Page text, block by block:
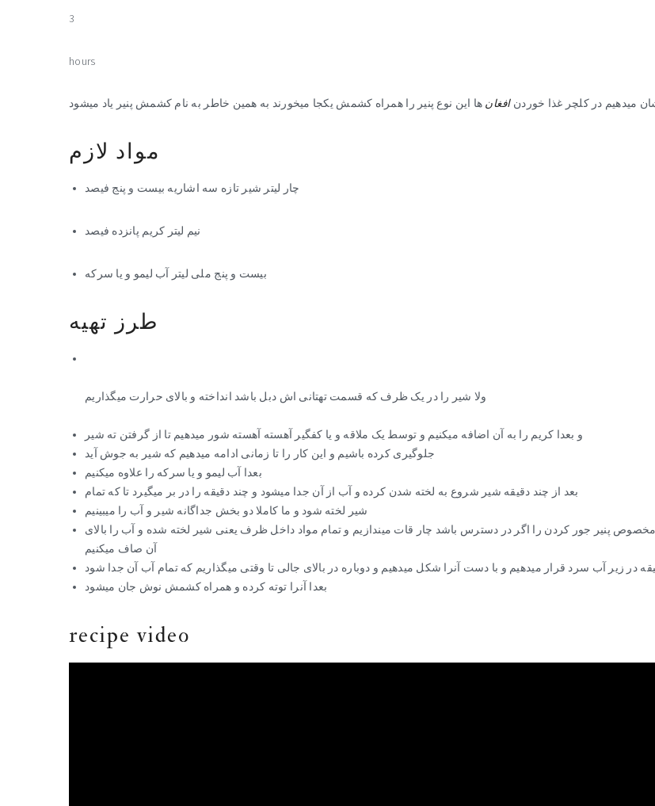
3
hours
میدهیم در کلچر غذا خوردن افغان ها این نوع پنیر را همراه کشمش یکجا میخورند به همین خاطر به نام کشمش پنیر یاد میشود
مواد لازم
چار لیتر شیر تازه سه اشاریه بیست و پنج فیصد
نیم لیتر کریم پانزده فیصد
بیست و پنج ملی لیتر آب لیمو و یا سرکه
طرز تهیه
ولا شیر را در یک ظرف که قسمت تهتانی اش دبل باشد انداخته و بالای حرارت میگذاریم
و بعدا کریم را به آن اضافه میکنیم و توسط یک ملاقه و یا کفگیر آهسته آهسته شور میدهیم تا از گرفتن ته شیر
جلوگیری کرده باشیم و این کار را تا زمانی ادامه میدهیم که شیر به جوش آید
بعدا آب لیمو و یا سرکه را علاوه میکنیم
بعد از چند دقیقه شیر شروع به لخته شدن کرده و آب از آن جدا میشود و چند دقیقه را در بر میگیرد تا که تمام
شیر لخته شود و ما کاملا دو بخش جداگانه شیر و آب را میبینیم
مخصوص پنیر جور کردن را اگر در دسترس باشد چار قات میندازیم و تمام مواد داخل ظرف یعنی شیر لخته شده و آب را بالای
آن صاف میکنیم
در زیر آب سرد قرار میدهیم و با دست آنرا شکل میدهیم و دوباره در بالای جالی تا وقتی میگذاریم که تمام آب آن جدا شود
بعدا آنرا توته کرده و همراه کشمش نوش جان میشود
recipe video